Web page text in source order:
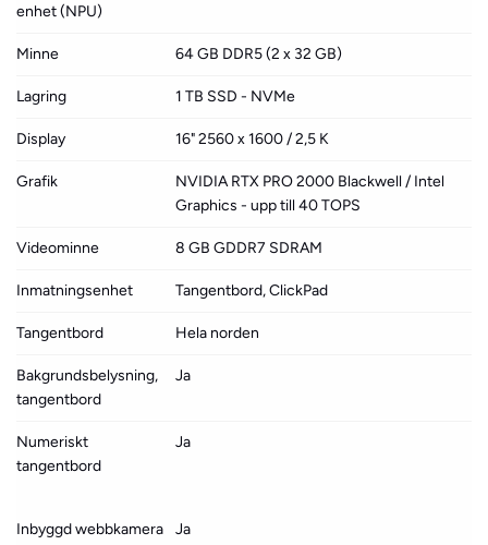
enhet (NPU)
Minne 64 GB DDR5 (2 x 32 GB)
Lagring 1 TB SSD - NVMe
Display 16" 2560 x 1600 / 2,5 K
Grafik
NVIDIA RTX PRO 2000 Blackwell / Intel
Graphics - upp till 40 TOPS
Videominne 8 GB GDDR7 SDRAM
Inmatningsenhet Tangentbord, ClickPad
Tangentbord Hela norden
Bakgrundsbelysning,
tangentbord
Ja
Numeriskt
tangentbord
Ja
Inbyggd webbkamera Ja